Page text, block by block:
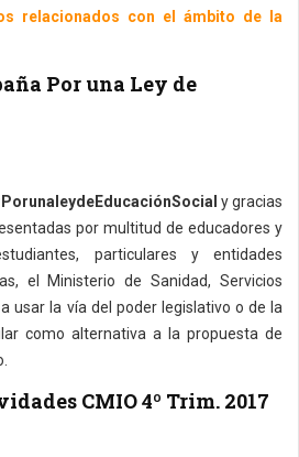
relacionados con el ámbito de la
Por una Ley de
y gracias
por multitud de educadores y
particulares y entidades
el Ministerio de Sanidad, Servicios
usar la vía del poder legislativo o de la
como alternativa a la propuesta de
CMIO 4º Trim. 2017